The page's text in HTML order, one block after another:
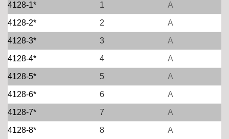
4128-1* 1 A
4128-2* 2 A
4128-3* 3 A
4128-4* 4 A
4128-5* 5 A
4128-6* 6 A
4128-7* 7 A
4128-8* 8 A